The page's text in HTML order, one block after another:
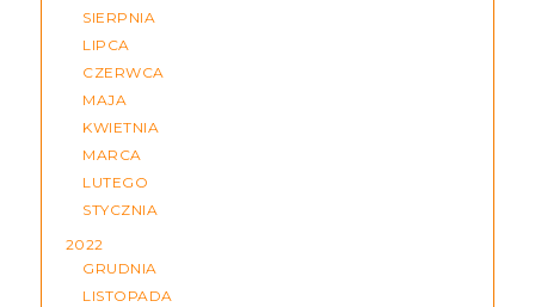
SIERPNIA
LIPCA
CZERWCA
MAJA
KWIETNIA
MARCA
LUTEGO
STYCZNIA
2022
GRUDNIA
LISTOPADA